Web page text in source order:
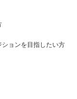
ションを目指したい方